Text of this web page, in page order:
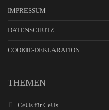
IMPRESSUM
DATENSCHUTZ
COOKIE-DEKLARATION
THEMEN
CeUs für CeUs